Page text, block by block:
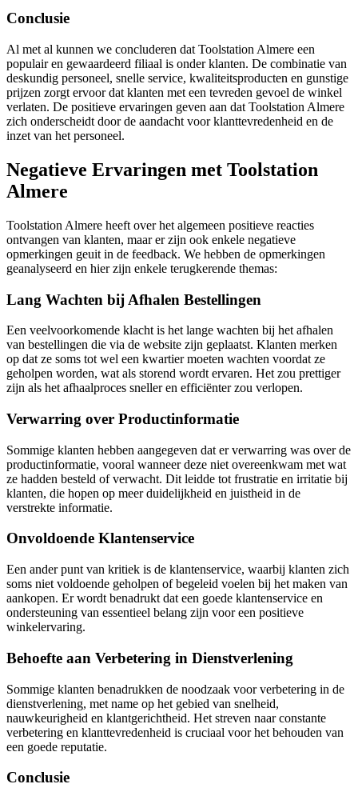
Conclusie
Al met al kunnen we concluderen dat Toolstation Almere een
populair en gewaardeerd filiaal is onder klanten. De combinatie van
deskundig personeel, snelle service, kwaliteitsproducten en gunstige
prijzen zorgt ervoor dat klanten met een tevreden gevoel de winkel
verlaten. De positieve ervaringen geven aan dat Toolstation Almere
zich onderscheidt door de aandacht voor klanttevredenheid en de
inzet van het personeel.
Negatieve Ervaringen met Toolstation
Almere
Toolstation Almere heeft over het algemeen positieve reacties
ontvangen van klanten, maar er zijn ook enkele negatieve
opmerkingen geuit in de feedback. We hebben de opmerkingen
geanalyseerd en hier zijn enkele terugkerende themas:
Lang Wachten bij Afhalen Bestellingen
Een veelvoorkomende klacht is het lange wachten bij het afhalen
van bestellingen die via de website zijn geplaatst. Klanten merken
op dat ze soms tot wel een kwartier moeten wachten voordat ze
geholpen worden, wat als storend wordt ervaren. Het zou prettiger
zijn als het afhaalproces sneller en efficiënter zou verlopen.
Verwarring over Productinformatie
Sommige klanten hebben aangegeven dat er verwarring was over de
productinformatie, vooral wanneer deze niet overeenkwam met wat
ze hadden besteld of verwacht. Dit leidde tot frustratie en irritatie bij
klanten, die hopen op meer duidelijkheid en juistheid in de
verstrekte informatie.
Onvoldoende Klantenservice
Een ander punt van kritiek is de klantenservice, waarbij klanten zich
soms niet voldoende geholpen of begeleid voelen bij het maken van
aankopen. Er wordt benadrukt dat een goede klantenservice en
ondersteuning van essentieel belang zijn voor een positieve
winkelervaring.
Behoefte aan Verbetering in Dienstverlening
Sommige klanten benadrukken de noodzaak voor verbetering in de
dienstverlening, met name op het gebied van snelheid,
nauwkeurigheid en klantgerichtheid. Het streven naar constante
verbetering en klanttevredenheid is cruciaal voor het behouden van
een goede reputatie.
Conclusie